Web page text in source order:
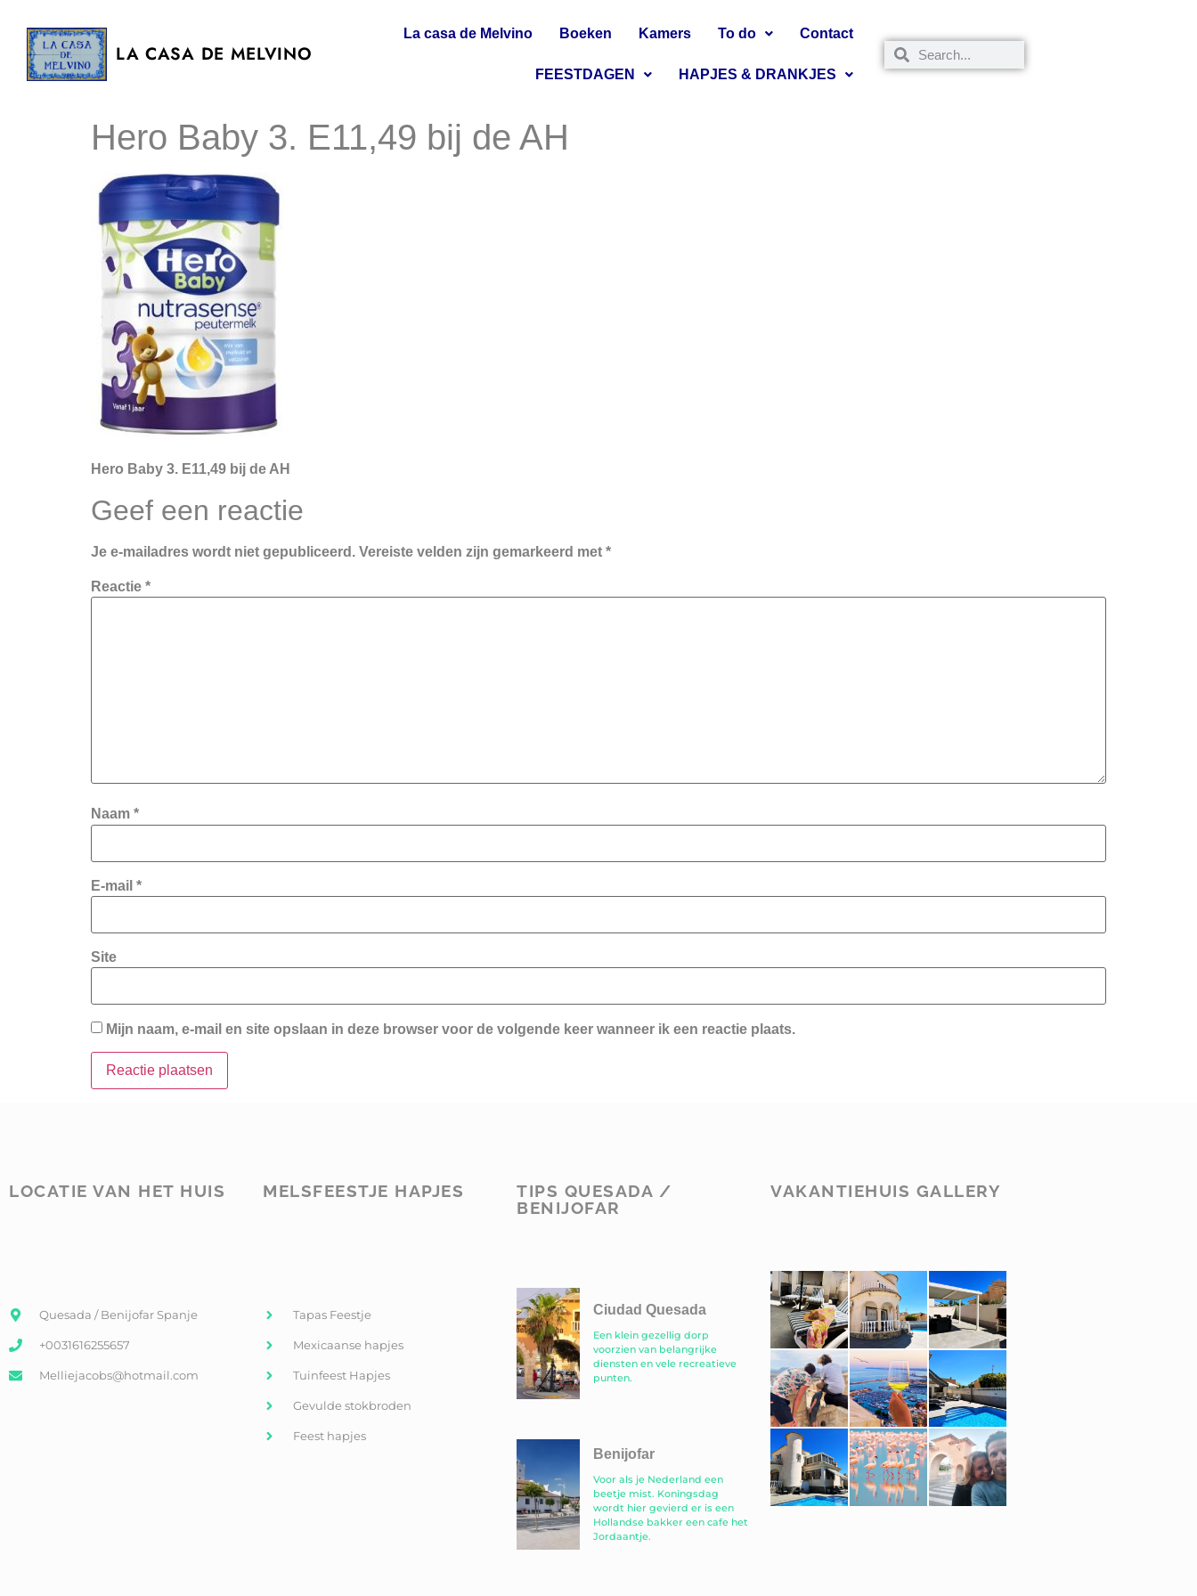
LA CASA DE MELVINO
La casa de Melvino Boeken Kamers To do Contact
FEESTDAGEN HAPJES & DRANKJES
Hero Baby 3. E11,49 bij de AH
Hero Baby 3. E11,49 bij de AH
Geef een reactie
Je e-mailadres wordt niet gepubliceerd. Vereiste velden zijn gemarkeerd met *
Reactie *
Naam *
E-mail *
Site
Mijn naam, e-mail en site opslaan in deze browser voor de volgende keer wanneer ik een reactie plaats.
LOCATIE VAN HET HUIS
Quesada / Benijofar Spanje
+0031616255657
Melliejacobs@hotmail.com
MELSFEESTJE HAPJES
Tapas Feestje
Mexicaanse hapjes
Tuinfeest Hapjes
Gevulde stokbroden
Feest hapjes
TIPS QUESADA /
BENIJOFAR
Ciudad Quesada
Een klein gezellig dorp
voorzien van belangrijke
diensten en vele recreatieve
punten.
Benijofar
Voor als je Nederland een
beetje mist. Koningsdag
wordt hier gevierd er is een
Hollandse bakker een cafe het
Jordaantje.
VAKANTIEHUIS GALLERY